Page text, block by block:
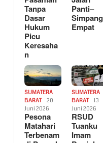
Tanpa
Dasar
Hukum
Picu
Keresaha
n
Panti–
Simpang
Empat
SUMATERA
BARAT
20
Juni 2026
Pesona
Matahari
Terbenam
SUMATERA
BARAT
13
Juni 2026
RSUD
Tuanku
Imam